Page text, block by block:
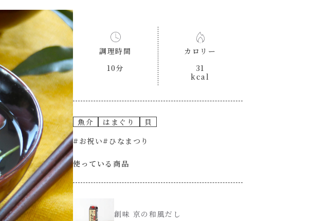
シャンタン鍋
炊飯器
お子さま
こどもの日
クリスマス
ハコネーゼ クリーミーボロネーゼ
調理時間
10分
カロリー
31
kcal
魚介 はまぐり
貝
#お祝い#ひなまつり
使っている商品
創味 京の和風だし